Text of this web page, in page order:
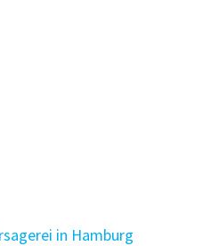
in Hamburg